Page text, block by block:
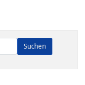
Vervollständigung